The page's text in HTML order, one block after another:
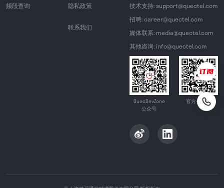
频段查询
隐私政策
联系我们
技术支持: support@quectel.com
招聘: career@quectel.com
媒体联系: media@quectel.com
其他咨询: info@quectel.com
QuecDevZone
公众号
官方公众号